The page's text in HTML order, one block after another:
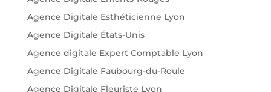
Agence Digitale Esthéticienne Lyon
Agence Digitale États-Unis
Agence digitale Expert Comptable Lyon
Agence Digitale Faubourg-du-Roule
Agence Digitale Fleuriste Lyon